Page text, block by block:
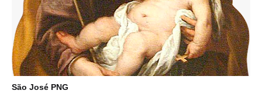
São José PNG